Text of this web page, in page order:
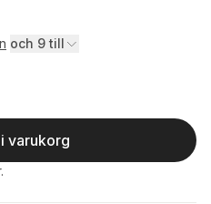
och 9 till
varukorg